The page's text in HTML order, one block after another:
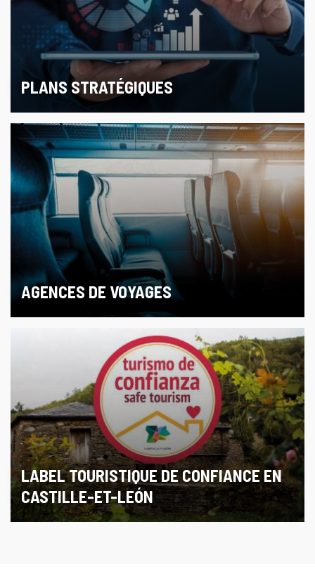
PLANS STRATÉGIQUES
AGENCES DE VOYAGES
LABEL TOURISTIQUE DE CONFIANCE EN
CASTILLE-ET-LEÓN